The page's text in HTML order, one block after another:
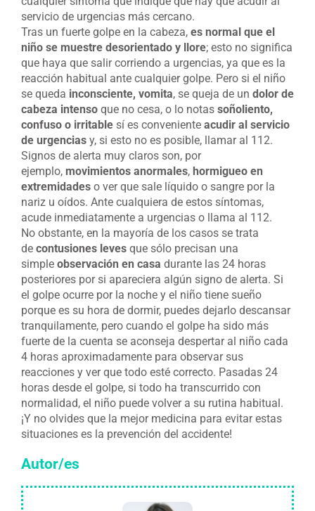
servicio de urgencias más cercano.
Tras un fuerte golpe en la cabeza, es normal que el
niño se muestre desorientado y llore; esto no significa
que haya que salir corriendo a urgencias, ya que es la
reacción habitual ante cualquier golpe. Pero si el niño
se queda inconsciente, vomita, se queja de un dolor de
cabeza intenso que no cesa, o lo notas soñoliento,
confuso o irritable sí es conveniente acudir al servicio
de urgencias y, si esto no es posible, llamar al 112.
Signos de alerta muy claros son, por
ejemplo, movimientos anormales, hormigueo en
extremidades o ver que sale líquido o sangre por la
nariz u oídos. Ante cualquiera de estos síntomas,
acude inmediatamente a urgencias o llama al 112.
No obstante, en la mayoría de los casos se trata
de contusiones leves que sólo precisan una
simple observación en casa durante las 24 horas
posteriores por si apareciera algún signo de alerta. Si
el golpe ocurre por la noche y el niño tiene sueño
porque es su hora de dormir, puedes dejarlo descansar
tranquilamente, pero cuando el golpe ha sido más
fuerte de la cuenta se aconseja despertar al niño cada
4 horas aproximadamente para observar sus
reacciones y ver que todo esté correcto. Pasadas 24
horas desde el golpe, si todo ha transcurrido con
normalidad, el niño puede volver a su rutina habitual.
¡Y no olvides que la mejor medicina para evitar estas
situaciones es la prevención del accidente!
Autor/es